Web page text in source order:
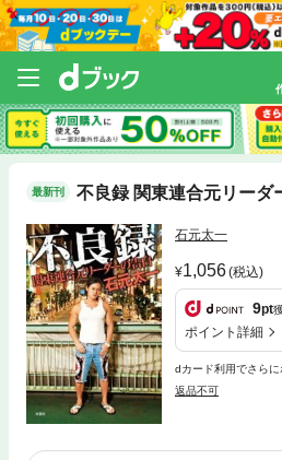
最新刊 不良録 関東連合元リーダ
石元太一
1,056(税込)
9pt
ポイント詳細
dカード利用でさら
返品不可